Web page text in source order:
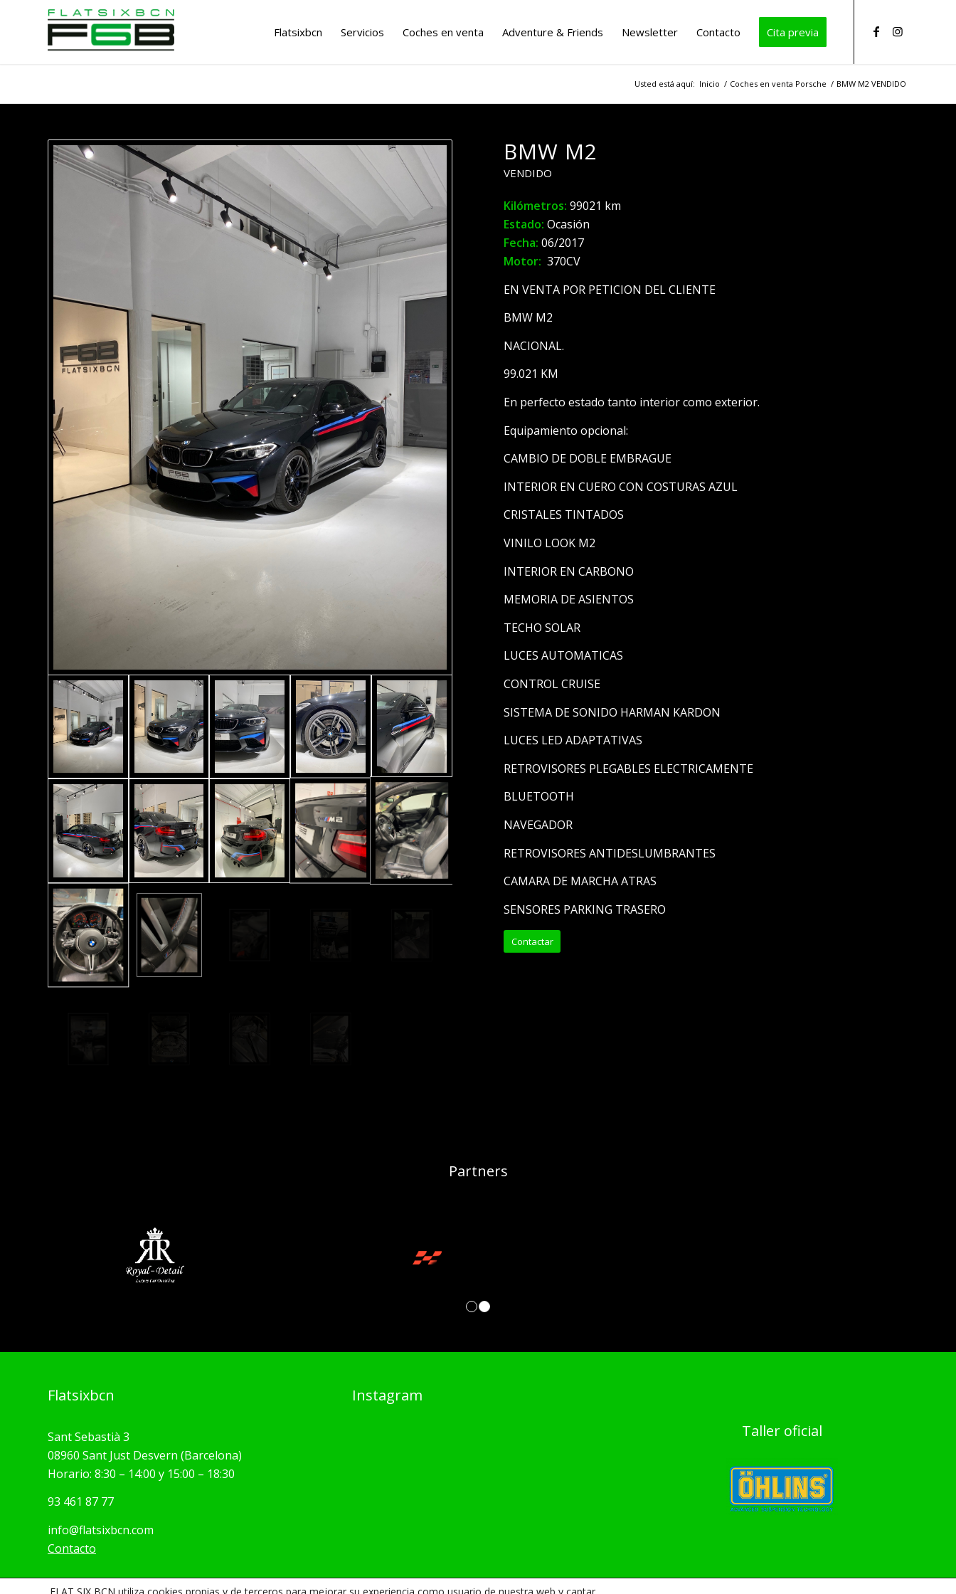
Flatsixbcn Servicios Coches en venta Adventure & Friends Newsletter Contacto Cita previa
Usted está aquí: Inicio / Coches en venta Porsche / BMW M2 VENDIDO
BMW M2
VENDIDO
Kilómetros: 99021 km
Estado: Ocasión
Fecha:06/2017
Motor:370CV
EN VENTA POR PETICION DEL CLIENTE
BMW M2
NACIONAL.
99.021 KM
En perfecto estado tanto interior como exterior.
Equipamiento opcional:
CAMBIO DE DOBLE EMBRAGUE
INTERIOR EN CUERO CON COSTURAS AZUL
CRISTALES TINTADOS
VINILO LOOK M2
INTERIOR EN CARBONO
MEMORIA DE ASIENTOS
TECHO SOLAR
LUCES AUTOMATICAS
CONTROL CRUISE
SISTEMA DE SONIDO HARMAN KARDON
LUCES LED ADAPTATIVAS
RETROVISORES PLEGABLES ELECTRICAMENTE
BLUETOOTH
NAVEGADOR
RETROVISORES ANTIDESLUMBRANTES
CAMARA DE MARCHA ATRAS
SENSORES PARKING TRASERO
Contactar
Partners
Flatsixbcn
Sant Sebastià 3
08960 Sant Just Desvern (Barcelona)
Horario: 8:30 – 14:00 y 15:00 – 18:30
93 461 87 77
info@flatsixbcn.com
Contacto
Instagram
Taller oficial